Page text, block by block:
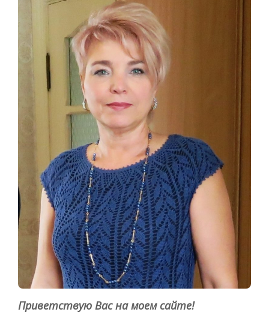
Приветствую Вас на моем сайте!